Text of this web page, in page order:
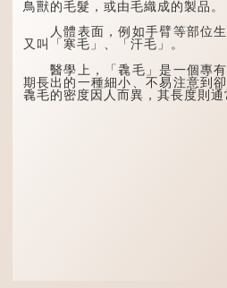
群...
鳥獸的毛髮，或由毛織成的製品。
人體表面，例如手臂等部位生
又叫「寒毛」、「汗毛」。
醫學上，「毳毛」是一個專有
期長出的一種細小、不易注意到
毳毛的密度因人而異，其長度則通